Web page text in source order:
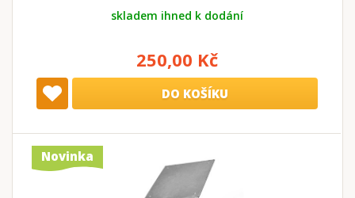
skladem ihned k dodání
250,00 Kč
DO KOŠÍKU
Novinka